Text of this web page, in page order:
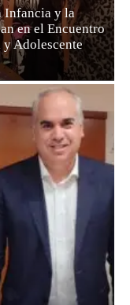
Infancia y la
en el Encuentro
Adolescente